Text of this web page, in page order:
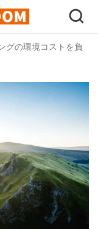
グの環境コストを負